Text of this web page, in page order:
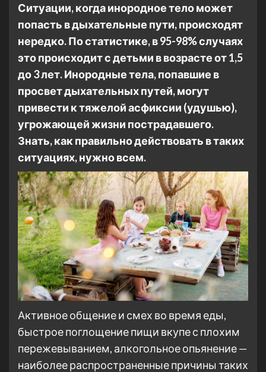
Ситуации, когда инородное тело может
попасть в дыхательные пути, происходят
нередко.По статистике, в 95-98% случаях
это происходит с детьми в возрасте от 1,5
до 3 лет. Инородные тела, попавшие в
просвет дыхательных путей, могут
привести к тяжелой асфиксии (удушью),
угрожающей жизни пострадавшего.
Знать, как правильно действовать в таких
ситуациях, нужно всем.
Активное общение и смех во время еды,
быстрое поглощение пищи вкупе с плохим
пережевыванием, алкогольное опьянение —
наиболее распространенные причины таких